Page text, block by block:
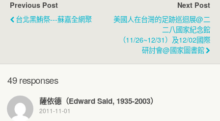
Previous Post
台北黑鮪祭---蘇嘉全網聚
Next Post
美國人在台灣的足跡巡迴展@二
二八國家紀念館
（11/26~12/31）及12/02國際
研討會@國家圖書館
49 responses
薩依德（Edward Said, 1935-2003）
2011-11-01